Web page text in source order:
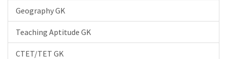
Geography GK
Teaching Aptitude GK
CTET/TET GK